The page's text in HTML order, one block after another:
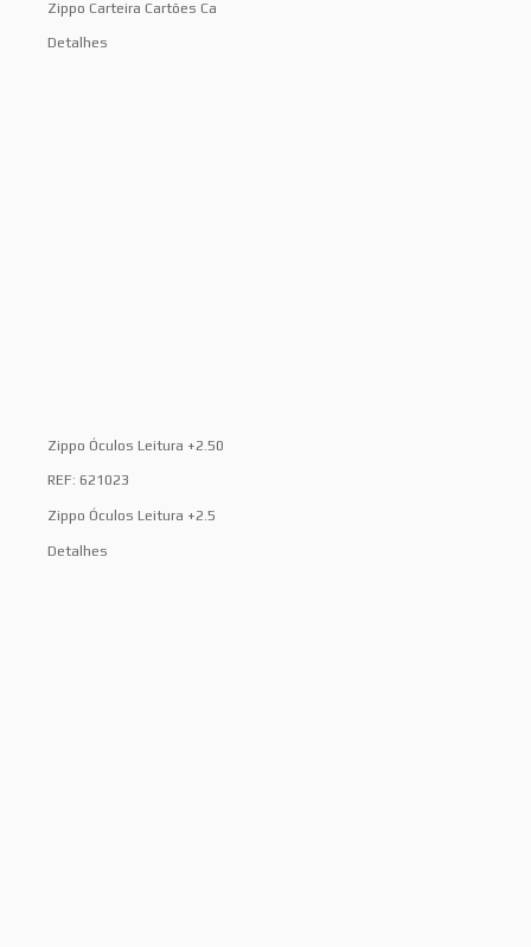
Zippo Carteira Cartões Ca
Detalhes
Zippo Óculos Leitura +2.50
REF: 621023
Zippo Óculos Leitura +2.5
Detalhes